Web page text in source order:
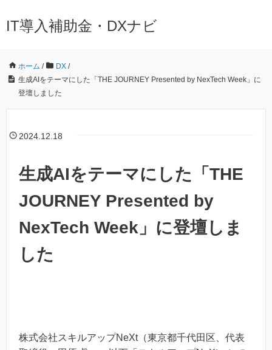
IT導入補助金・DXナビ
ホーム / DX /
生成AIをテーマにした「THE JOURNEY Presented by NexTech Week」に
登壇しました
2024.12.18
生成AIをテーマにした「THE
JOURNEY Presented by
NexTech Week」に登壇しま
した
株式会社スキルアップNeXt（東京都千代田区、代表